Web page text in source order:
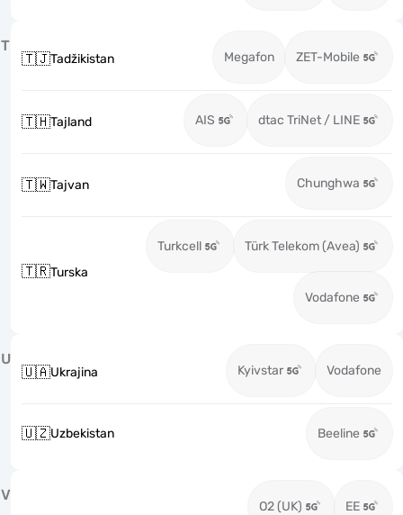
T
🇹🇯Tadžikistan Megafon ZET-Mobile
🇹🇭Tajland AIS dtac TriNet / LINE
🇹🇼Tajvan Chunghwa
🇹🇷Turska
Turkcell Türk Telekom (Avea)
Vodafone
U
🇺🇦Ukrajina Kyivstar Vodafone
🇺🇿Uzbekistan Beeline
V
O2 (UK) EE